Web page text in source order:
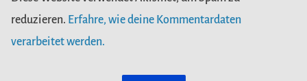
reduzieren. Erfahre, wie deine Kommentardaten
verarbeitet werden.